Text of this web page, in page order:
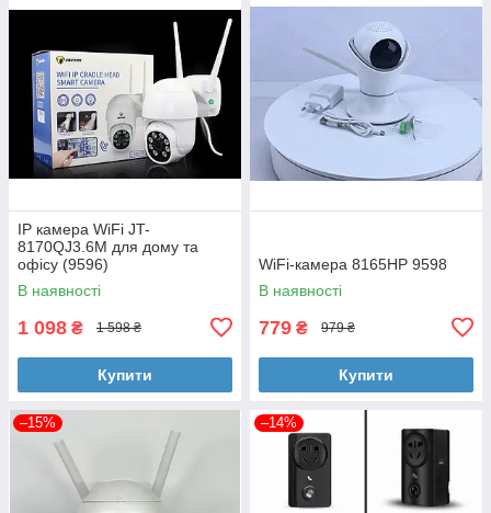
IP камера WiFi JT-
8170QJ3.6M для дому та
офісу (9596)
В наявності
1 098 ₴ 1 598 ₴
Купити
WiFi-камера 8165HP 9598
В наявності
779 ₴ 979 ₴
Купити
–15% –14%